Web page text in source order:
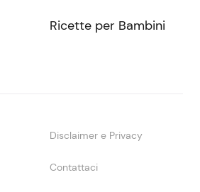
Ricette per Bambini
Disclaimer e Privacy
Contattaci